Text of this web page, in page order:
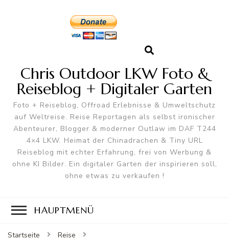
Chris Outdoor LKW Foto &
Reiseblog + Digitaler Garten
Foto + Reiseblog, Offroad Erlebnisse & Umweltschutz
auf Weltreise. Reise Reportagen als selbst ironischer
Abenteurer, Blogger & moderner Outlaw im DAF T244
4×4 LKW. Heimat der Chinadrachen & Tiny URL
Reiseblog mit echter Erfahrung, frei von Werbung &
ohne KI Bilder. Ein digitaler Garten der inspirieren soll,
ohne etwas zu verkaufen !
HAUPTMENÜ
Startseite
Reise